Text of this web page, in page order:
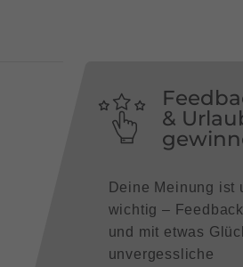
&
Deine Meinung ist
wichtig –
und mit etwas
unvergessliche